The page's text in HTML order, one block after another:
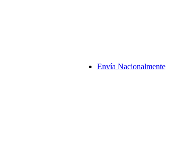
Envía Nacionalmente